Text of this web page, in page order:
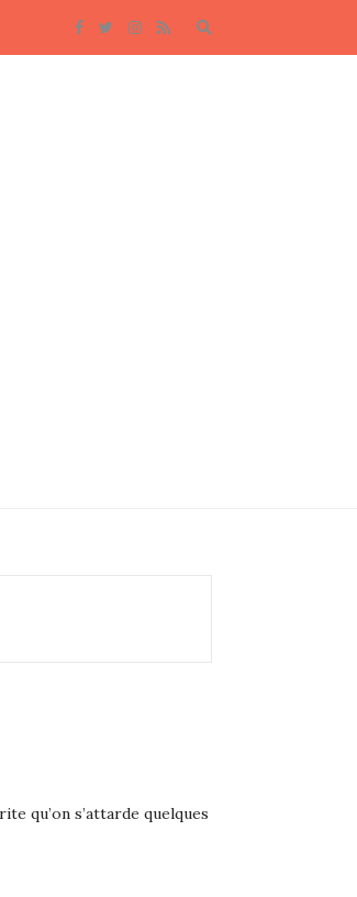
qu’on s’attarde quelques